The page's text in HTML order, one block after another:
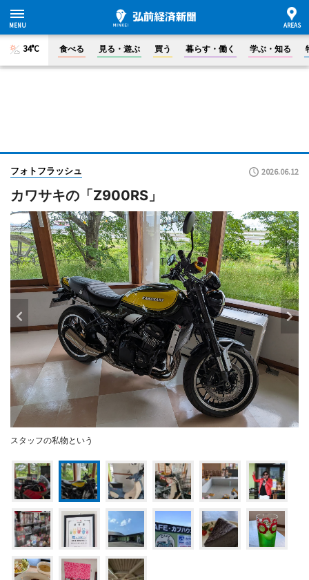
34°C 食べる 見る・遊ぶ 買う 暮らす・働く 学ぶ・知る
フォトフラッシュ 2026.06.12
カワサキの「Z900RS」
スタッフの私物という